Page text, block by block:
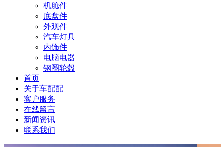
机舱件
底盘件
外观件
汽车灯具
内饰件
电脑电器
钢圈轮毂
首页
关于车配配
客户服务
在线留言
新闻资讯
联系我们